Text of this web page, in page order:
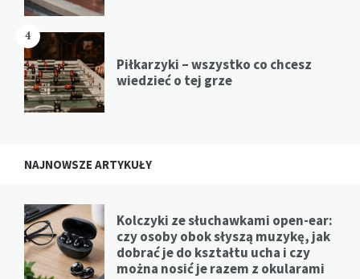
4
Piłkarzyki – wszystko co chcesz
wiedzieć o tej grze
NAJNOWSZE ARTYKUŁY
Kolczyki ze słuchawkami open-ear:
czy osoby obok słyszą muzykę, jak
dobrać je do kształtu ucha i czy
można nosić je razem z okularami